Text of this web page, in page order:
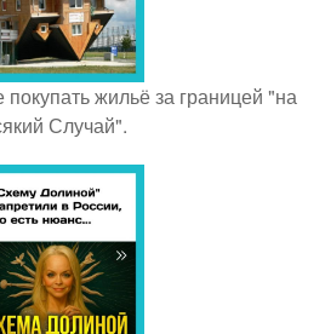
жильё за границей "на
Случай".